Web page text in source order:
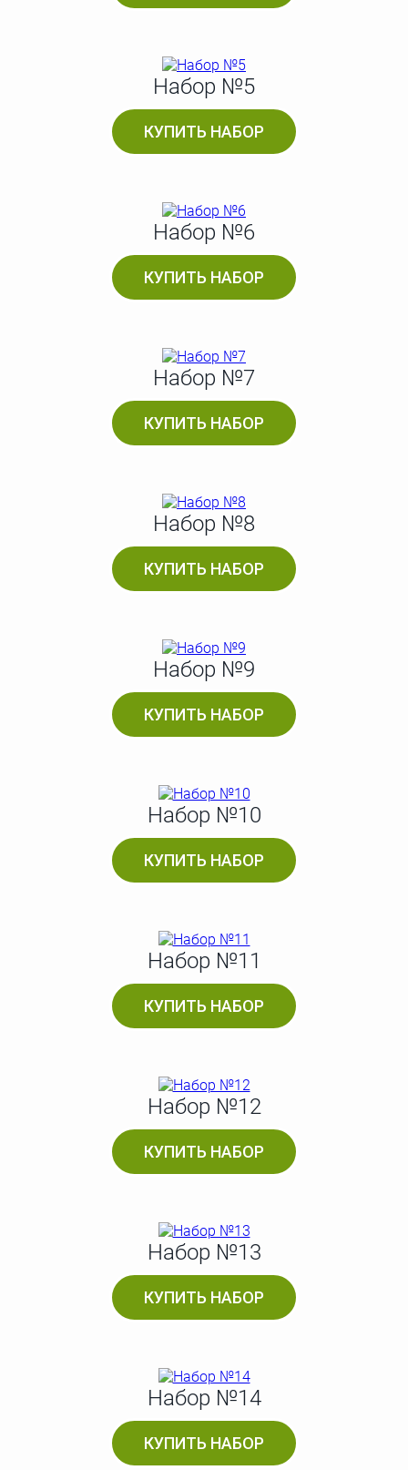
Набор №5
КУПИТЬ НАБОР
Набор №6
КУПИТЬ НАБОР
Набор №7
КУПИТЬ НАБОР
Набор №8
КУПИТЬ НАБОР
Набор №9
КУПИТЬ НАБОР
Набор №10
КУПИТЬ НАБОР
Набор №11
КУПИТЬ НАБОР
Набор №12
КУПИТЬ НАБОР
Набор №13
КУПИТЬ НАБОР
Набор №14
КУПИТЬ НАБОР